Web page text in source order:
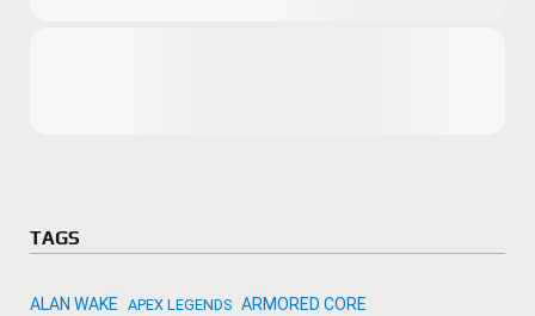
TAGS
ALAN WAKE APEX LEGENDS ARMORED CORE